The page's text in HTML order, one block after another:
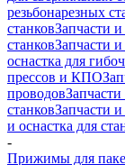
резьбонарезных
станковЗапчасти
станковЗапчасти и
оснастка для
прессов и КПО
проводов
станковЗапчасти
и оснастка для
-
Прижимы для